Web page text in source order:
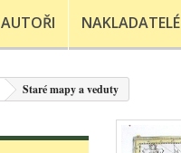
AUTOŘI NAKLADATELÉ
Staré mapy a veduty